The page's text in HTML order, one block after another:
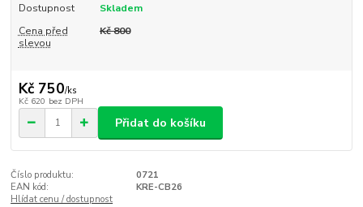
Dostupnost
Skladem
Cena před
slevou
Kč 800
Kč 750/ks
Kč 620 bez DPH
Přidat do košíku
Číslo produktu:
0721
EAN kód:
KRE-CB26
Hlídat cenu / dostupnost